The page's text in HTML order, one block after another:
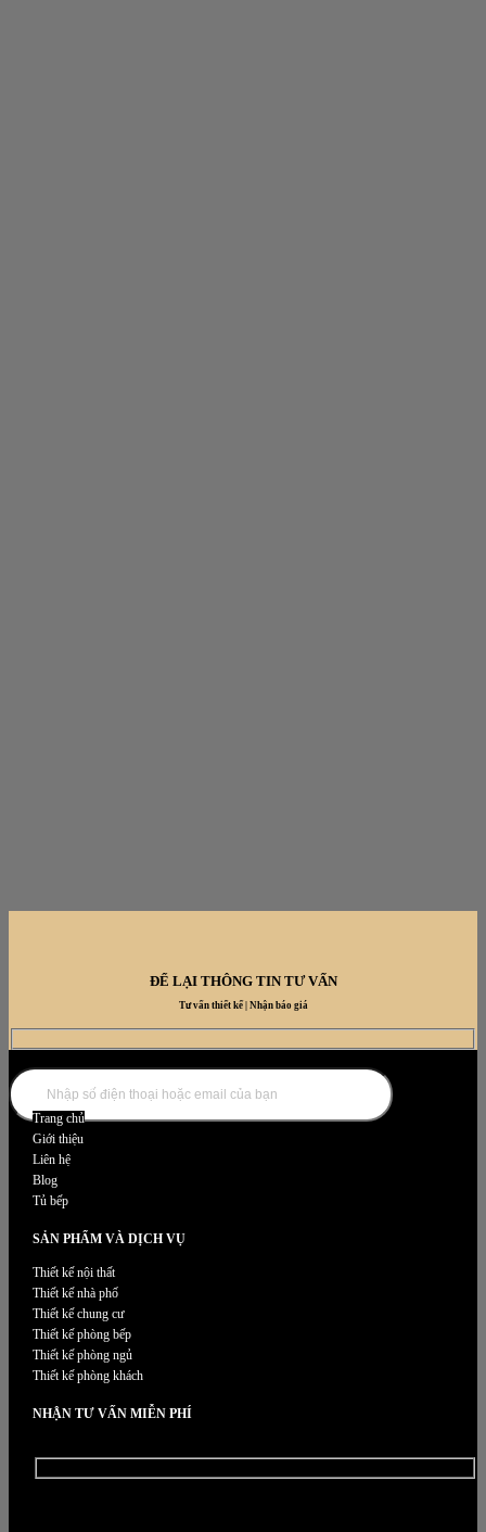
ĐỂ LẠI THÔNG TIN TƯ VẤN
Tư vấn thiết kế | Nhận báo giá
DANH MỤC NỘI THẤT
Trang chủ
Giới thiệu
Liên hệ
Blog
Tủ bếp
SẢN PHẨM VÀ DỊCH VỤ
Thiết kế nội thất
Thiết kế nhà phố
Thiết kế chung cư
Thiết kế phòng bếp
Thiết kế phòng ngủ
Thiết kế phòng khách
NHẬN TƯ VẤN MIỄN PHÍ